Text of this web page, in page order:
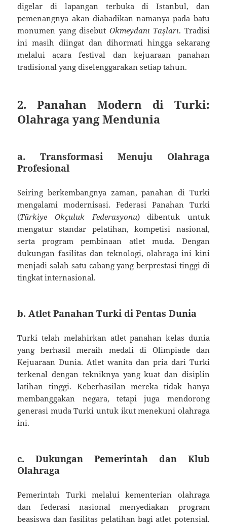
digelar di lapangan terbuka di Istanbul, dan
pemenangnya akan diabadikan namanya pada batu
monumen yang disebut Okmeydanı Taşları. Tradisi
ini masih diingat dan dihormati hingga sekarang
melalui acara festival dan kejuaraan panahan
tradisional yang diselenggarakan setiap tahun.
2. Panahan Modern di Turki:
Olahraga yang Mendunia
a. Transformasi Menuju Olahraga
Profesional
Seiring berkembangnya zaman, panahan di Turki
mengalami modernisasi. Federasi Panahan Turki
(Türkiye Okçuluk Federasyonu) dibentuk untuk
mengatur standar pelatihan, kompetisi nasional,
serta program pembinaan atlet muda. Dengan
dukungan fasilitas dan teknologi, olahraga ini kini
menjadi salah satu cabang yang berprestasi tinggi di
tingkat internasional.
b. Atlet Panahan Turki di Pentas Dunia
Turki telah melahirkan atlet panahan kelas dunia
yang berhasil meraih medali di Olimpiade dan
Kejuaraan Dunia. Atlet wanita dan pria dari Turki
terkenal dengan tekniknya yang kuat dan disiplin
latihan tinggi. Keberhasilan mereka tidak hanya
membanggakan negara, tetapi juga mendorong
generasi muda Turki untuk ikut menekuni olahraga
ini.
c. Dukungan Pemerintah dan Klub
Olahraga
Pemerintah Turki melalui kementerian olahraga
dan federasi nasional menyediakan program
beasiswa dan fasilitas pelatihan bagi atlet potensial.